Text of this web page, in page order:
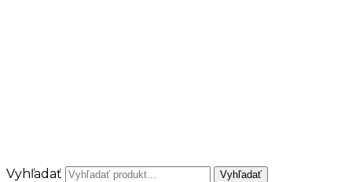
Vyhľadať Vyhľadať